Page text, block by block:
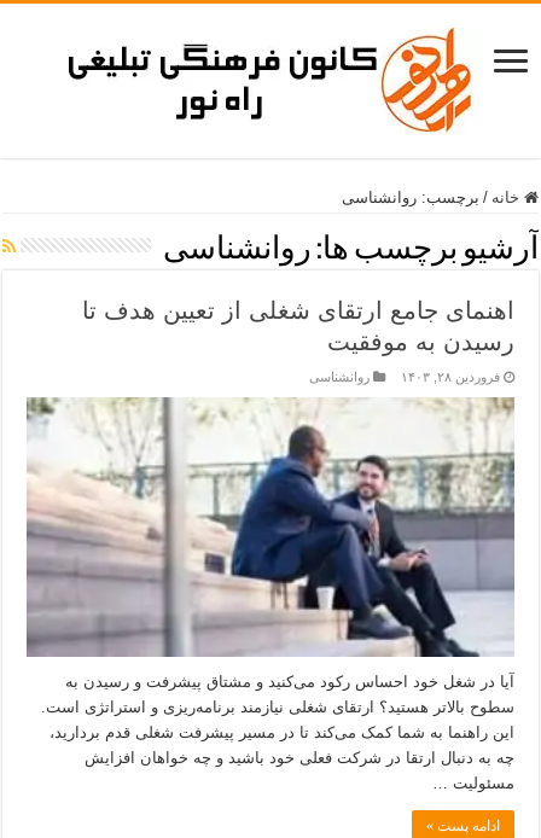
خانه / برچسب:روانشناسی
آرشیو برچسب ها: روانشناسی
اهنمای جامع ارتقای شغلی از تعیین هدف تا
رسیدن به موفقیت
فروردین ۲۸, ۱۴۰۳ روانشناسی
آیا در شغل خود احساس رکود می‌کنید و مشتاق پیشرفت و رسیدن به
سطوح بالاتر هستید؟ ارتقای شغلی نیازمند برنامه‌ریزی و استراتژی است.
این راهنما به شما کمک می‌کند تا در مسیر پیشرفت شغلی قدم بردارید،
چه به دنبال ارتقا در شرکت فعلی خود باشید و چه خواهان افزایش
مسئولیت …
ادامه پست »